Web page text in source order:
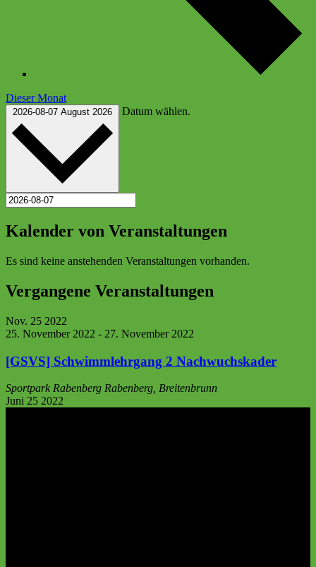
Dieser Monat
2026-08-07 August 2026 Datum wählen.
Kalender von Veranstaltungen
Es sind keine anstehenden Veranstaltungen vorhanden.
Vergangene Veranstaltungen
Nov. 25 2022
25. November 2022 - 27. November 2022
[GSVS] Schwimmlehrgang 2 Nachwuchskader
Sportpark Rabenberg Rabenberg, Breitenbrunn
Juni 25 2022